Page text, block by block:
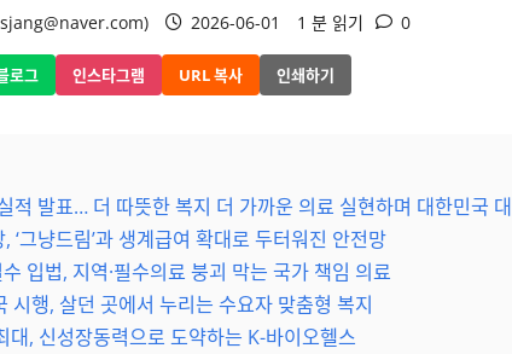
2026-06-01 1 분 읽기 0
로그 인스타그램 URL 복사 인쇄하기
적 발표… 더 따뜻한 복지 더 가까운 의료 실현하며 대한민국
‘그냥드림’과 생계급여 확대로 두터워진 안전망
입법, 지역·필수의료 붕괴 막는 국가 책임 의료
시행, 살던 곳에서 누리는 수요자 맞춤형 복지
대, 신성장동력으로 도약하는 K-바이오헬스